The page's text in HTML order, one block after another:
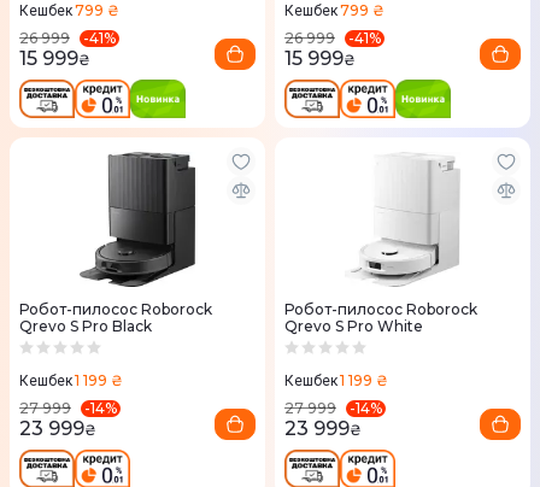
Кешбек799 ₴
26 999
-41%
15 999₴
Кешбек799 ₴
26 999
-41%
15 999₴
Робот-пилосос Roborock
Qrevo S Pro Black
Кешбек1 199 ₴
27 999
-14%
23 999₴
Робот-пилосос Roborock
Qrevo S Pro White
Кешбек1 199 ₴
27 999
-14%
23 999₴